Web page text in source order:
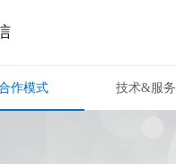
作模式 技术&服务